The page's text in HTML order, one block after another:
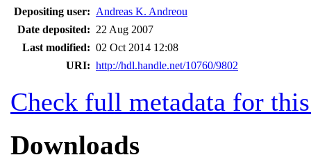
Depositing user: Andreas K. Andreou
Date deposited: 22 Aug 2007
Last modified: 02 Oct 2014 12:08
URI: http://hdl.handle.net/10760/9802
Check full metadata for
Downloads